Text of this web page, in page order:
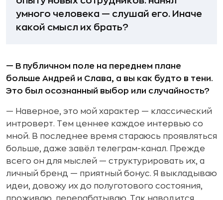
умного человека — слушай его. Иначе
какой смысл их брать?
— В публичном поле на переднем плане
больше Андрей и Слава, а вы как будто в тени.
Это был осознанный выбор или случайность?
— Наверное, это мой характер — классический
интроверт. Тем ценнее каждое интервью со
мной. В последнее время стараюсь проявляться
больше, даже завёл телеграм-канал. Прежде
всего он для мыслей — структурировать их, а
личный бренд — приятный бонус. Я выкладываю
идеи, довожу их до полуготового состояния,